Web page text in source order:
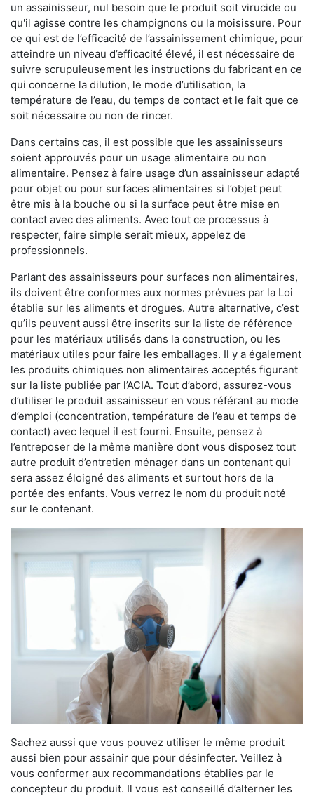
un assainisseur, nul besoin que le produit soit virucide ou
qu'il agisse contre les champignons ou la moisissure. Pour
ce qui est de l’efficacité de l’assainissement chimique, pour
atteindre un niveau d’efficacité élevé, il est nécessaire de
suivre scrupuleusement les instructions du fabricant en ce
qui concerne la dilution, le mode d’utilisation, la
température de l’eau, du temps de contact et le fait que ce
soit nécessaire ou non de rincer.
Dans certains cas, il est possible que les assainisseurs
soient approuvés pour un usage alimentaire ou non
alimentaire. Pensez à faire usage d’un assainisseur adapté
pour objet ou pour surfaces alimentaires si l’objet peut
être mis à la bouche ou si la surface peut être mise en
contact avec des aliments. Avec tout ce processus à
respecter, faire simple serait mieux, appelez de
professionnels.
Parlant des assainisseurs pour surfaces non alimentaires,
ils doivent être conformes aux normes prévues par la Loi
établie sur les aliments et drogues. Autre alternative, c’est
qu’ils peuvent aussi être inscrits sur la liste de référence
pour les matériaux utilisés dans la construction, ou les
matériaux utiles pour faire les emballages. Il y a également
les produits chimiques non alimentaires acceptés figurant
sur la liste publiée par l’ACIA. Tout d’abord, assurez-vous
d’utiliser le produit assainisseur en vous référant au mode
d’emploi (concentration, température de l’eau et temps de
contact) avec lequel il est fourni. Ensuite, pensez à
l’entreposer de la même manière dont vous disposez tout
autre produit d’entretien ménager dans un contenant qui
sera assez éloigné des aliments et surtout hors de la
portée des enfants. Vous verrez le nom du produit noté
sur le contenant.
Sachez aussi que vous pouvez utiliser le même produit
aussi bien pour assainir que pour désinfecter. Veillez à
vous conformer aux recommandations établies par le
concepteur du produit. Il vous est conseillé d’alterner les